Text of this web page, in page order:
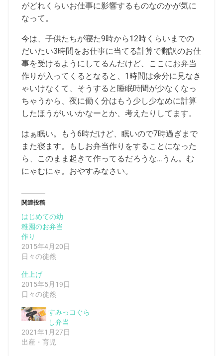
がどれくらいお仕事に影響するものなのかが気に
なって。
今は、子供たちが寝た9時から12時くらいまでの
だいたい3時間をお仕事に当てる計算で翻訳のお仕
事を受けるようにしてるんだけど、ここにお弁当
作りが入ってくるとなると、1時間は余分に見なき
ゃいけなくて、そうすると睡眠時間が少なくなっ
ちゃうから、夜に働く分はもう少し少なめに計算
したほうがいいかなーとか、考えたりしてます。
はぁ眠い。もう6時だけど、眠いので7時過ぎまで
また寝ます。もしお弁当作りをすることになった
ら、このまま起きて作ってるだろうな…うん。む
にゃむにゃ。おやすみなさい。
関連投稿
はじめての幼
稚園のお弁当
作り
2015年4月20日
日々の徒然
仕上げ
2015年5月19日
日々の徒然
すみっコぐら
し弁当
2021年1月27日
出産・育児